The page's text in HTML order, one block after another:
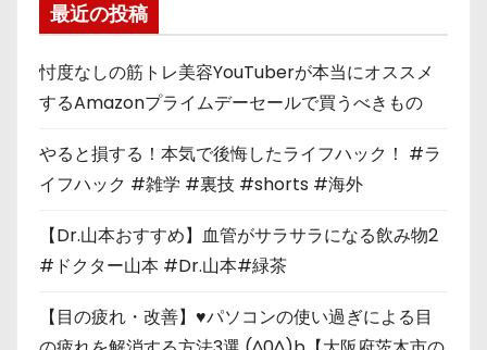
最近の投稿
忖度なしの筋トレ美容YouTuberが本当にオススメ
するAmazonプライムデーセールで買うべきもの
やると損する！本気で後悔したライフハック！ #ラ
イフハック #雑学 #裏技 #shorts #海外
【Dr.山本おすすめ】血管がサラサラになる飲み物2
#ドクター山本 #Dr.山本#緑茶
【目の疲れ・改善】♥パソコンの使い過ぎによる目